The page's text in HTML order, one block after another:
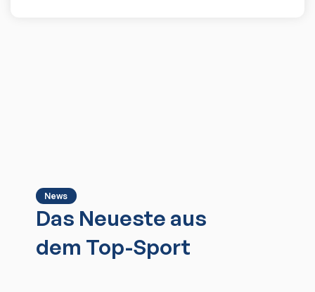
News
Das Neueste aus
dem Top-Sport